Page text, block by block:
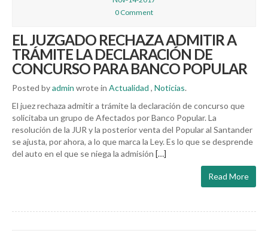
0 Comment
EL JUZGADO RECHAZA ADMITIR A
TRÁMITE LA DECLARACIÓN DE
CONCURSO PARA BANCO POPULAR
Posted byadmin wrote in Actualidad , Noticias.
El juez rechaza admitir a trámite la declaración de concurso que
solicitaba un grupo de Afectados por Banco Popular. La
resolución de la JUR y la posterior venta del Popular al Santander
se ajusta, por ahora, a lo que marca la Ley. Es lo que se desprende
del auto en el que se niega la admisión […]
Read More